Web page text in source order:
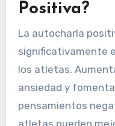
Positiva?
La autocharla
significativamente
los atletas.
ansiedad y
pensamientos
atletas pueden